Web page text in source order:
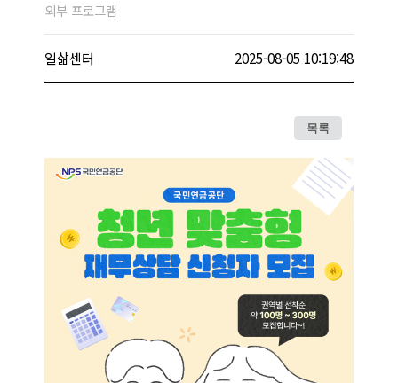
외부 프로그램
일삶센터 2025-08-05 10:19:48
목록